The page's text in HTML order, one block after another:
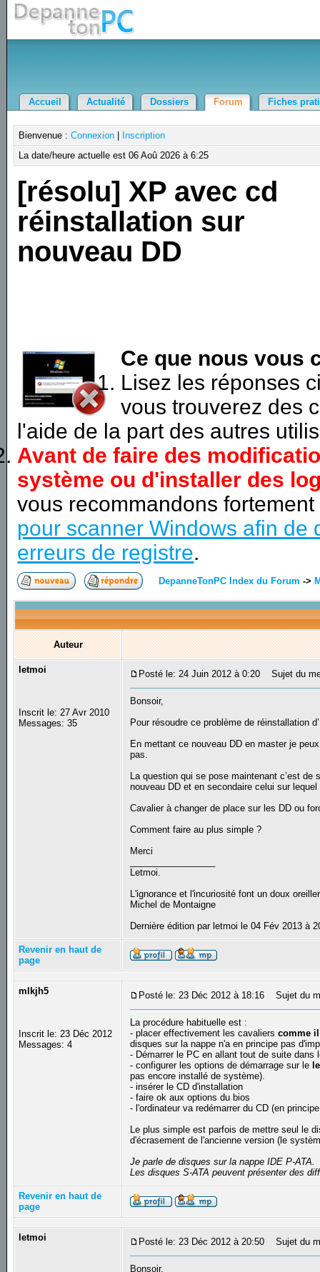
Accueil Actualité Dossiers Forum Fiches
Bienvenue :Connexion
Inscription
La date/heure actuelle est 06 Aoû 2026 à 6:25
[résolu] XP avec cd
réinstallation sur
nouveau DD
Ce que nous vous
Lisez les réponses
vous trouverez des
l'aide de la part des autres
Avant de faire des
système ou d'installer des
vous recommandons
pour scanner Windows afin de
erreurs de registre.
DepanneTonPC Index du Forum ->
Auteur
letmoi
Inscrit le: 27 Avr 2010
Messages: 35
Posté le: 24 Juin 2012 à 0:20 Sujet du
Bonsoir,
Pour résoudre ce problème de réinstallation
En mettant ce nouveau DD en master je
pas.
La question qui se pose maintenant c’est de
nouveau DD et en secondaire celui sur
Cavalier à changer de place sur les DD ou
Comment faire au plus simple ?
Merci
Letmoi.
L'ignorance et l'incuriosité font un doux
Michel de Montaigne
Dernière édition par letmoi le 04 Fév 2013 à
Revenir en haut de
page
mlkjh5
Inscrit le: 23 Déc 2012
Messages: 4
Posté le: 23 Déc 2012 à 18:16 Sujet du
La procédure habituelle est :
- placer effectivement les cavalierscomme
disques sur la nappe n'a en principe pas
- Démarrer le PC en allant tout de suite
- configurer les options de démarrage sur le
pas encore installé de système).
- insérer le CD d'installation
- faire ok aux options du bios
- l'ordinateur va redémarrer du CD (en
Le plus simple est parfois de mettre seul le
d'écrasement de l'ancienne version (le
Je parle de disques sur la nappe IDE P-ATA.
Les disques S-ATA peuvent présenter des
Revenir en haut de
page
letmoi Posté le: 23 Déc 2012 à 20:50 Sujet du
Bonsoir,